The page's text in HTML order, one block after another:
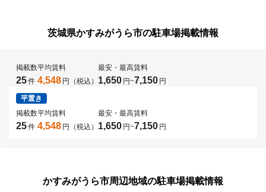
茨城県かすみがうら市の駐車場掲載情報
掲載数
25件
平均賃料
4,548 円（税込）
最安・最高賃料
1,650 円~7,150 円
平置き
掲載数
25件
平均賃料
4,548 円（税込）
最安・最高賃料
1,650 円~7,150 円
かすみがうら市周辺地域の駐車場掲載情報